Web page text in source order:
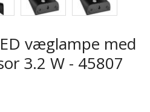
væglampe med
3.2 W - 45807